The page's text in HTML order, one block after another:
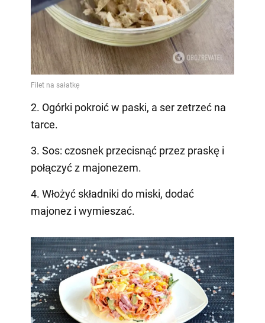
2. Ogórki pokroić w paski, a ser zetrzeć na
tarce.
3. Sos: czosnek przecisnąć przez praskę i
połączyć z majonezem.
4. Włożyć składniki do miski, dodać
majonez i wymieszać.